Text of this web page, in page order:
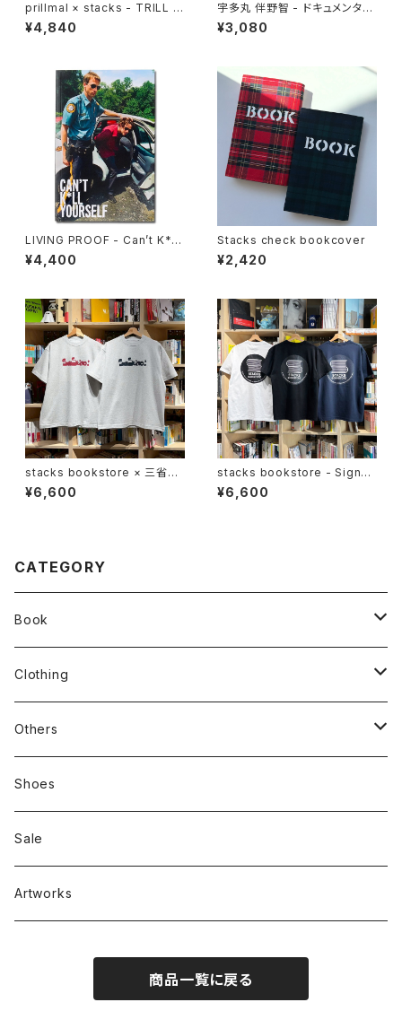
prillmal × stacks - TRILL E
DO.OG BOOKCOVER
¥4,840
宇多丸 伴野智 - ドキュメンタリ
ーで知るせかい
¥3,080
LIVING PROOF - Can’t K*ll
Yourself
¥4,400
Stacks check bookcover
¥2,420
stacks bookstore × 三省堂
書店 - SANSEIDO Tee Ash
¥6,600
stacks bookstore - Signbo
ard '26 Tee
¥6,600
CATEGORY
Book
stacks
新刊本
Zine、Other
Clothing
Tees
Sweatshirts
Bag & Accessories
Others
Mixcd
RC SLUM / ROYALTY CLUB
雑貨
Shoes
Sale
Artworks
商品一覧に戻る